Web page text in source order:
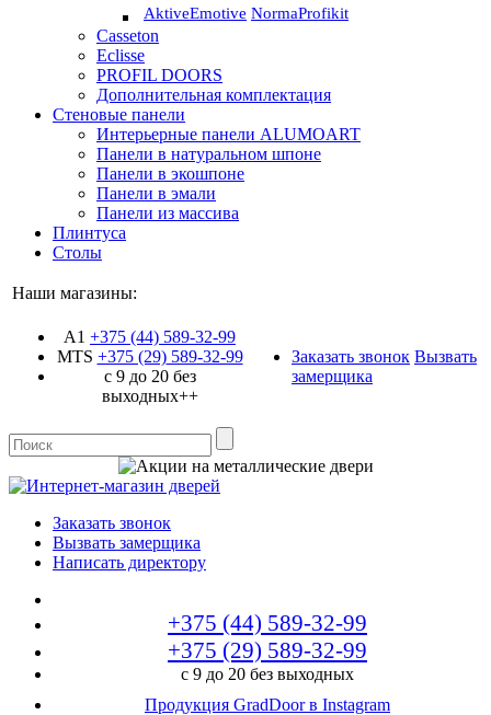
AktiveEmotive NormaProfikit
Casseton
Eclisse
PROFIL DOORS
Дополнительная комплектация
Стеновые панели
Интерьерные панели ALUMOART
Панели в натуральном шпоне
Панели в экошпоне
Панели в эмали
Панели из массива
Плинтуса
Столы
Наши магазины:
A1 +375 (44) 589-32-99
MTS +375 (29)589-32-99
с 9 до 20 без
выходных++
Заказать звонок Вызвать
замерщика
Заказать звонок
Вызвать замерщика
Написать директору
+375 (44) 589-32-99
+375 (29) 589-32-99
с 9 до 20 без выходных
Продукция GradDoor в Instagram